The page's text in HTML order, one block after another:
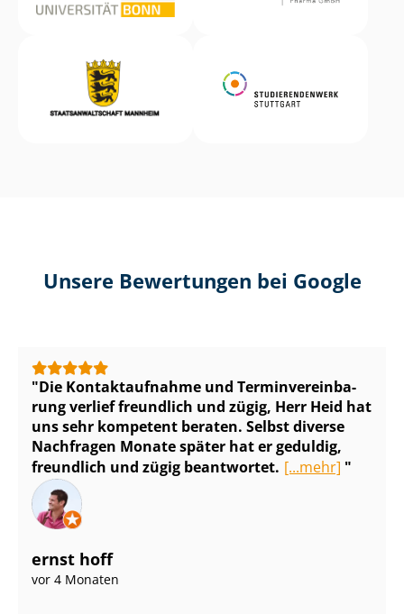
Unsere Bewertungen bei Google
Die Kontaktaufnahme und Ter­min­ver­ein­ba­
rung verlief freundlich und zügig, Herr Heid hat
uns sehr kompetent beraten. Selbst diverse
Nachfragen Monate später hat er geduldig,
freundlich und zügig beantwortet. [...mehr]
ernst hoff
vor 4 Monaten